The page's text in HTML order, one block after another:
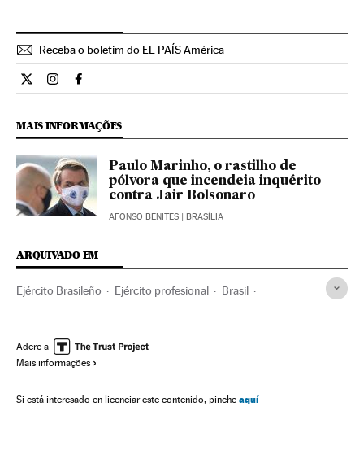
Receba o boletim do EL PAÍS América
Internacional El País Brasil en Twitter
Internacional El País Brasil en Instagram
Internacional El País Brasil en Facebook
MAIS INFORMAÇÕES
Paulo Marinho, o rastilho de
pólvora que incendeia inquérito
contra Jair Bolsonaro
AFONSO BENITES | BRASÍLIA
ARQUIVADO EM
Ejército Brasileño Ejército profesional Brasil
Militares carrera Militares reserva
Latinoamérica
Hamilton Mourão Eduardo Pazuello
Adere a
Mais informações
Si está interesado en licenciar este contenido, pinche aquí